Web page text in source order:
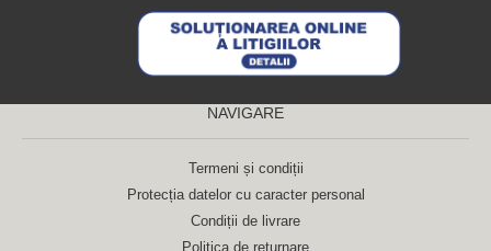
NAVIGARE
Termeni și condiții
Protecția datelor cu caracter personal
Condiții de livrare
Politica de returnare